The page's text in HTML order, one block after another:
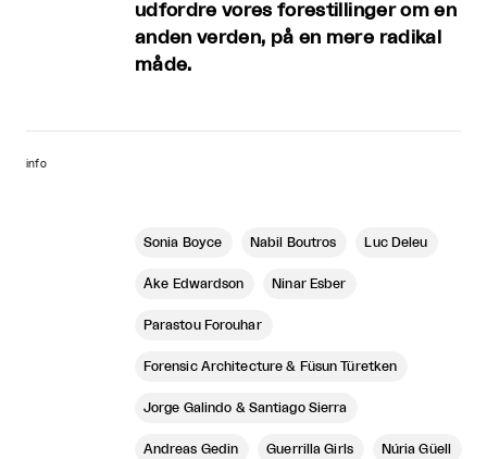
udfordre vores forestillinger om en
anden verden, på en mere radikal
måde.
info
Sonia Boyce Nabil Boutros Luc Deleu
Åke Edwardson Ninar Esber
Parastou Forouhar
Forensic Architecture & Füsun Türetken
Jorge Galindo & Santiago Sierra
Andreas Gedin Guerrilla Girls Núria Güell